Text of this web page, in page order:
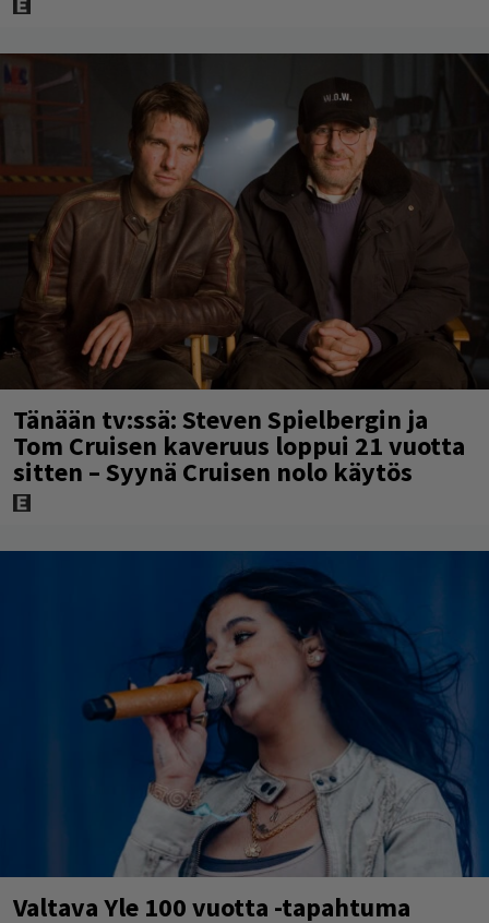
Tänään tv:ssä: Steven Spielbergin ja
Tom Cruisen kaveruus loppui 21 vuotta
sitten – Syynä Cruisen nolo käytös
Valtava Yle 100 vuotta -tapahtuma